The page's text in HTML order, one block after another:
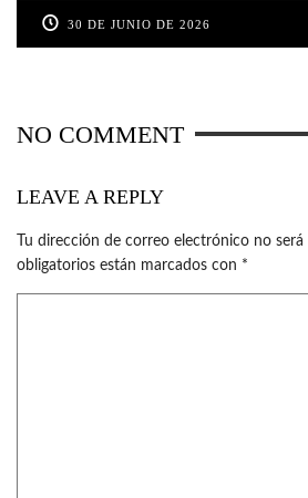
30 DE JUNIO DE 2026
NO COMMENT
LEAVE A REPLY
Tu dirección de correo electrónico no
obligatorios están marcados con *